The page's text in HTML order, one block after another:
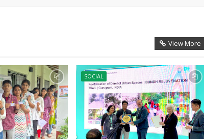
View More
SOCIAL